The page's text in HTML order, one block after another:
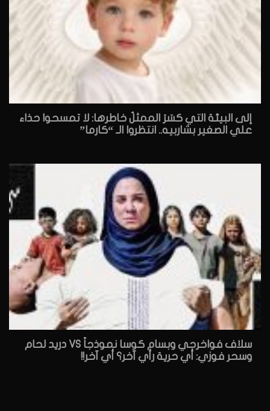
إلى البيئة التي كسَرَ الممثلُ خاطرها: لا تمسحوا حذاء
علي الصغير بشاربيه.. انتظروا الـ “كارما”
سلاف فواخرجي وبسام كوسا نموذجاً VS دريد لحام
وسحر فوزي: أي حرية رأي آخر؟ أي آخر!!